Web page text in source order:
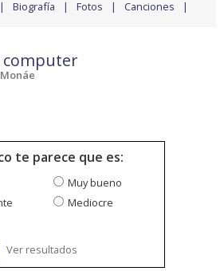
Biografía Fotos Canciones
computer
te parece que es:
Muy bueno
Mediocre
Ver resultados